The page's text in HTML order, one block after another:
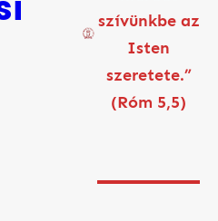
szívünkbe az
Isten
szeretete.”
(Róm 5,5)